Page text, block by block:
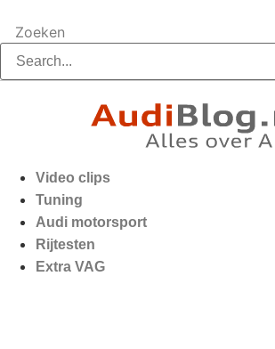
Zoeken
Video clips
Tuning
Audi motorsport
Rijtesten
Extra VAG